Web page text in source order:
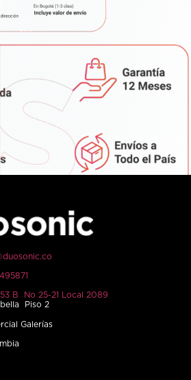
B No 25-21 Local 2089
Piso 2
Galerías